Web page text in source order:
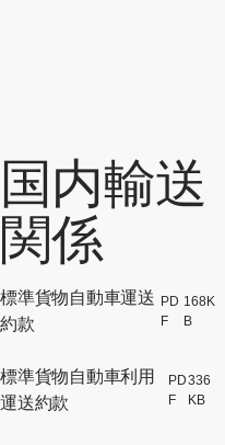
国内輸送
関係
標準貨物自動車運送
約款
PD
F
168K
B
標準貨物自動車利用
運送約款
PD
F
336
KB